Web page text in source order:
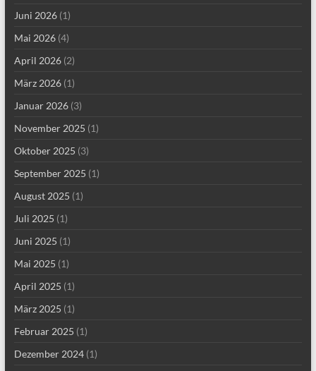
Juni 2026(1)
Mai 2026(4)
April 2026(2)
März 2026(1)
Januar 2026(3)
November 2025 (1)
Oktober 2025 (3)
September 2025 (1)
August 2025 (1)
Juli 2025 (1)
Juni 2025 (1)
Mai 2025 (1)
April 2025 (1)
März 2025 (1)
Februar 2025 (1)
Dezember 2024(1)